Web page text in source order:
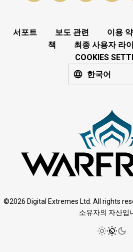
서포트 보도 관련 이용
책
최종 사용자 라
COOKIES
한국어
©2026 Digital Extremes Ltd. All rights
소유자의 자산입